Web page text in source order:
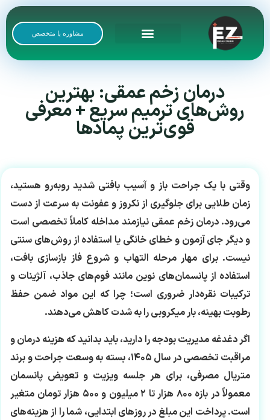
مشاوره با متخصص
درمان زخم عمقی: بهترین
روش‌های ترمیم سریع + معرفی
قوی‌ترین پمادها
وقتی با یک جراحت باز و آسیب بافتی شدید روبه‌رو هستید،
زمان طلایی برای جلوگیری از نکروز و عفونت به سرعت از دست
می‌رود.درمان زخم عمقینیازمند مداخله کاملاً تخصصی است
و دیگر جای آزمون و خطای خانگی یا استفاده از روش‌های سنتی
نیست. برای مهار مرحله التهاب و شروع فاز بازسازی بافت،
استفاده از پانسمان‌های نوین مانند فوم‌های جاذب، آلژینات و
ترکیبات نقره‌دار ضروری است؛ چرا که این مواد ضمن حفظ
رطوبت بهینه، بار میکروبی را به شدت کاهش می‌دهند.
اگر دغدغه مدیریت بودجه را دارید، باید بدانید که هزینه درمان و
مراقبت تخصصی در سال ۱۴۰۵، بسته به وسعت جراحت و برند
متریال مصرفی، برای هر جلسه ویزیت و تعویض پانسمان
معمولاً در بازه ۸۰۰ هزار تا ۲ میلیون و ۵۰۰ هزار تومان متغیر
است. پرداخت این مبلغ در روزهای ابتدایی، شما را از هزینه‌های